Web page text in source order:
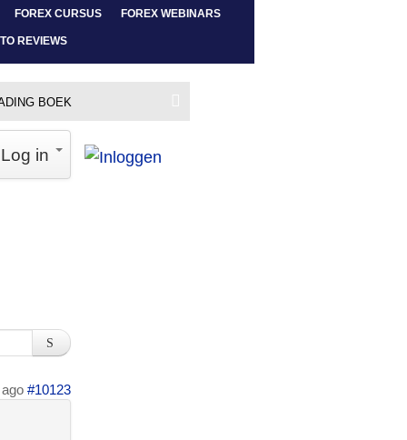
FOREX CURSUS FOREX WEBINARS
REVIEWS
BOEK
Log in
#10123